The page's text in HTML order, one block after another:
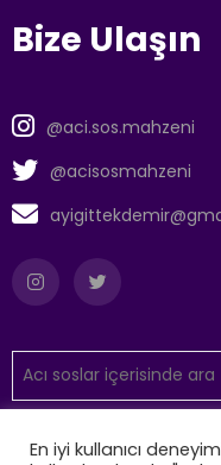
Bize Ulaşın
@aci.sos.mahzeni
@acisosmahzeni
En iyi kullanıcı